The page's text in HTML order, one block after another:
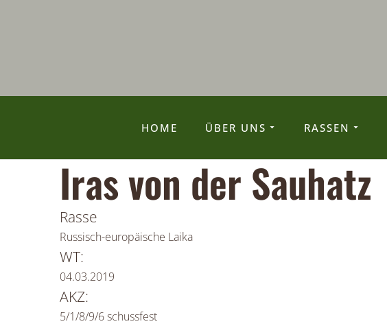
HOME ÜBER UNS RASSEN
Iras von der Sauhatz
Rasse
Russisch-europäische Laika
WT:
04.03.2019
AKZ:
5/1/8/9/6 schussfest